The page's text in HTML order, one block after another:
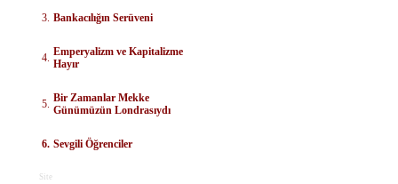
3. Bankacılığın Serüveni
4. Emperyalizm ve Kapitalizme
Hayır
5. Bir Zamanlar Mekke
Günümüzün Londrasıydı
6. Sevgili Öğrenciler
Site